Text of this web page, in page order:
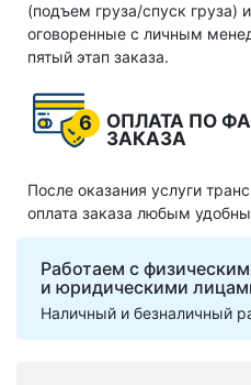
(подъем груза/спуск груза)
оговоренные с личным
пятый этап заказа.
6
ОПЛАТА ПО
ЗАКАЗА
После оказания услуги
оплата заказа любым
Работаем с
и юридическими
Наличный и безналичный